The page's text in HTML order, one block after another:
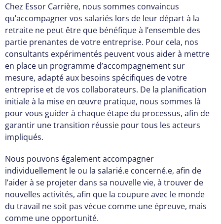
Chez Essor Carrière, nous sommes convaincus
qu’accompagner vos salariés lors de leur départ à la
retraite ne peut être que bénéfique à l’ensemble des
partie prenantes de votre entreprise. Pour cela, nos
consultants expérimentés peuvent vous aider à mettre
en place un programme d’accompagnement sur
mesure, adapté aux besoins spécifiques de votre
entreprise et de vos collaborateurs. De la planification
initiale à la mise en œuvre pratique, nous sommes là
pour vous guider à chaque étape du processus, afin de
garantir une transition réussie pour tous les acteurs
impliqués.
Nous pouvons également accompagner
individuellement le ou la salarié.e concerné.e, afin de
l’aider à se projeter dans sa nouvelle vie, à trouver de
nouvelles activités, afin que la coupure avec le monde
du travail ne soit pas vécue comme une épreuve, mais
comme une opportunité.